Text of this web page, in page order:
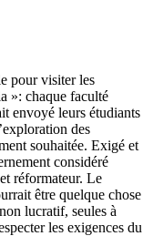
pour visiter les
»: chaque faculté
envoyé leurs étudiants
des
souhaitée. Exigé et
considéré
réformateur. Le
être quelque chose
lucratif, seules à
les exigences du